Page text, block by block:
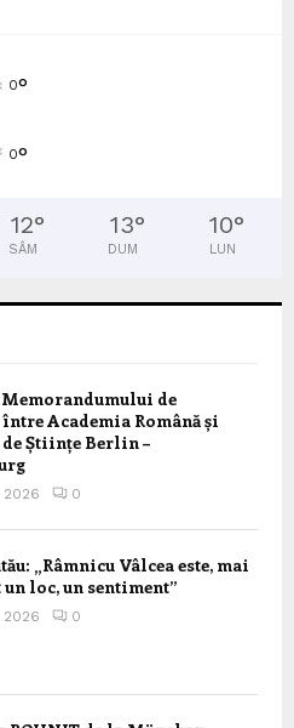
0°
0°
12°
SÂM
13°
DUM
10°
LUN
Memorandumului de
Academia Română și
Științe Berlin –
2026 0
„Râmnicu Vâlcea este, mai
loc, un sentiment”
2026 0